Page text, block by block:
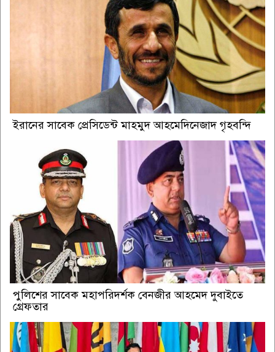
ইরানের সাবেক প্রেসিডেন্ট মাহমুদ আহমেদিনেজাদ গৃহবন্দি
পুলিশের সাবেক মহাপরিদর্শক বেনজীর আহমেদ দুবাইতে
গ্রেফতার